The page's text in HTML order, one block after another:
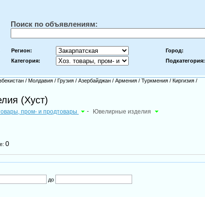
Поиск по объявлениям:
Регион: Город:
Категория:
Подкатегория:
/ Молдавия / Грузия / Азербайджан / Армения / Туркмения / Киргизия /
(Хуст)
пром- и продтовары - Ювелирные изделия
0
до